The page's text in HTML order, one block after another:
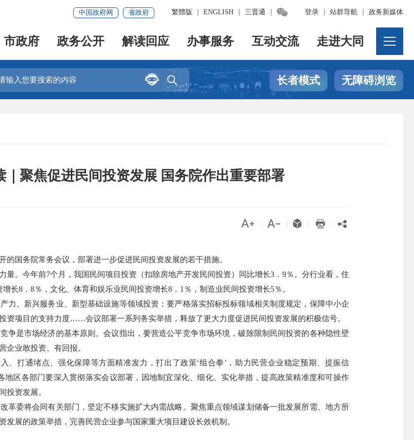
登录 站群导航 政务新媒体
繁體版 ENGLISH 三晋通 
中国政府网 省政府
市政府 政务公开 解读回应 办事服务 互动交流 走进大同

 长者模式 无障碍浏览
｜聚焦促进民间投资发展 国务院作出重要部署
    
的国务院常务会议，部署进一步促进民间投资发展的若干措施。
量。今年前7个月，我国民间项目投资（扣除房地产开发民间投资）同比增长3．9％。分行业看，住
长8．8％，文化、体育和娱乐业民间投资增长8．1％，制造业民间投资增长5％。
力、新兴服务业、新型基础设施等领域投资；要严格落实招标投标领域相关制度规定，保障中小企
资项目的支持力度……会议部署一系列务实举措，释放了更大力度促进民间投资发展的积极信号。
争是市场经济的基本原则。会议指出，要营造公平竞争市场环境，破除限制民间投资的各种隐性壁
企业敢投资、有回报。
、打通堵点、强化保障等方面精准发力，打出了政策‘组合拳’，助力民营企业稳定预期、提振信
地区各部门要深入贯彻落实会议部署，因地制宜深化、细化、实化举措，提高政策精准度和可操作
投资发展。
革委将会同有关部门，坚定不移实施扩大内需战略。聚焦重点领域谋划储备一批发展所需、地方所
展的政策举措，完善民营企业参与国家重大项目建设长效机制。